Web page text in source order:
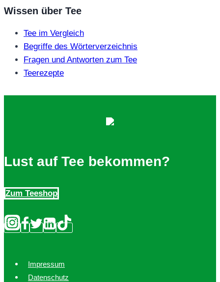
Wissen über Tee
Tee im Vergleich
Begriffe des Wörterverzeichnis
Fragen und Antworten zum Tee
Teerezepte
Lust auf Tee bekommen?
Zum Teeshop
Impressum
Datenschutz